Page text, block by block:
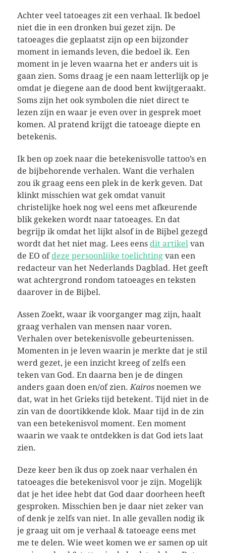
Achter veel tatoeages zit een verhaal. Ik bedoel
niet die in een dronken bui gezet zijn. De
tatoeages die geplaatst zijn op een bijzonder
moment in iemands leven, die bedoel ik. Een
moment in je leven waarna het er anders uit is
gaan zien. Soms draag je een naam letterlijk op je
omdat je diegene aan de dood bent kwijtgeraakt.
Soms zijn het ook symbolen die niet direct te
lezen zijn en waar je even over in gesprek moet
komen. Al pratend krijgt die tatoeage diepte en
betekenis.
Ik ben op zoek naar die betekenisvolle tattoo’s en
de bijbehorende verhalen. Want die verhalen
zou ik graag eens een plek in de kerk geven. Dat
klinkt misschien wat gek omdat vanuit
christelijke hoek nog wel eens met afkeurende
blik gekeken wordt naar tatoeages. En dat
begrijp ik omdat het lijkt alsof in de Bijbel gezegd
wordt dat het niet mag. Lees eens dit artikelvan
de EO of deze persoonlijke toelichtingvan een
redacteur van het Nederlands Dagblad. Het geeft
wat achtergrond rondom tatoeages en teksten
daarover in de Bijbel.
Assen Zoekt, waar ik voorganger mag zijn, haalt
graag verhalen van mensen naar voren.
Verhalen over betekenisvolle gebeurtenissen.
Momenten in je leven waarin je merkte dat je stil
werd gezet, je een inzicht kreeg of zelfs een
teken van God. En daarna ben je de dingen
anders gaan doen en/of zien.Kairosnoemen we
dat, wat in het Grieks tijd betekent. Tijd niet in de
zin van de doortikkende klok. Maar tijd in de zin
van een betekenisvol moment. Een moment
waarin we vaak te ontdekken is dat God iets laat
zien.
Deze keer ben ik dus op zoek naar verhalen én
tatoeages die betekenisvol voor je zijn. Mogelijk
dat je het idee hebt dat God daar doorheen heeft
gesproken. Misschien ben je daar niet zeker van
of denk je zelfs van niet. In alle gevallen nodig ik
je graag uit om je verhaal & tatoeage eens met
me te delen. Wie weet komen we er samen op uit